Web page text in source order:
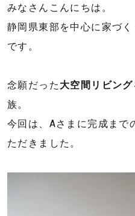
部
の
新
宅・
リ
フ
ォ
ム・
みなさんこんにちは。
静岡県東部を中心に家づ
です。
念願だった 大空間リビング
族。
今回は、Aさまに完成まで
ただきました。